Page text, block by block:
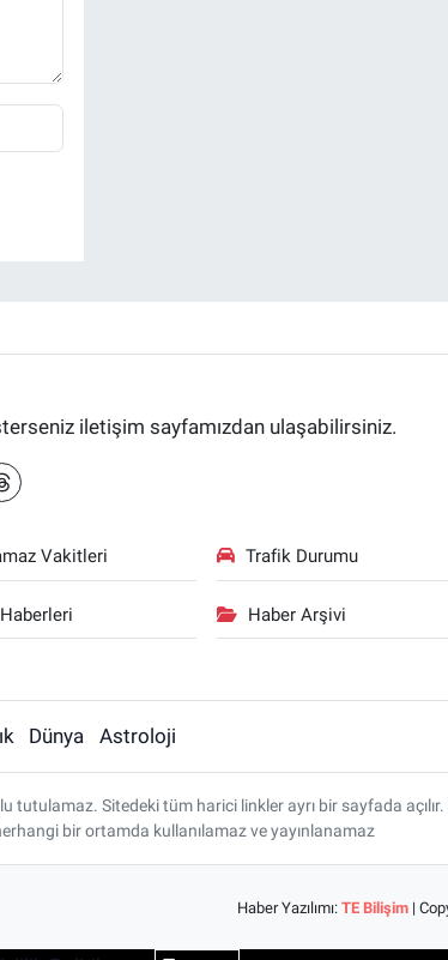
iletişim sayfamızdan ulaşabilirsiniz.
Vakitleri Trafik Durumu
Haber Arşivi
Dünya Astroloji
Sitedeki tüm harici linkler ayrı bir sayfada
bir ortamda kullanılamaz ve yayınlanamaz
Haber Yazılımı:TE Bilişim |